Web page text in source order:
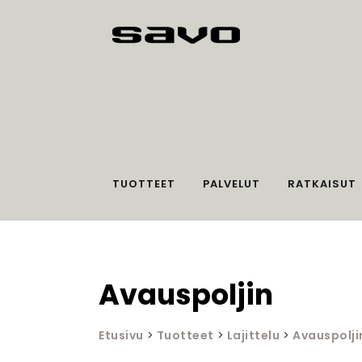
TUOTTEET PALVELUT RATKAISUT
Avauspoljin
Etusivu > Tuotteet > Lajittelu >